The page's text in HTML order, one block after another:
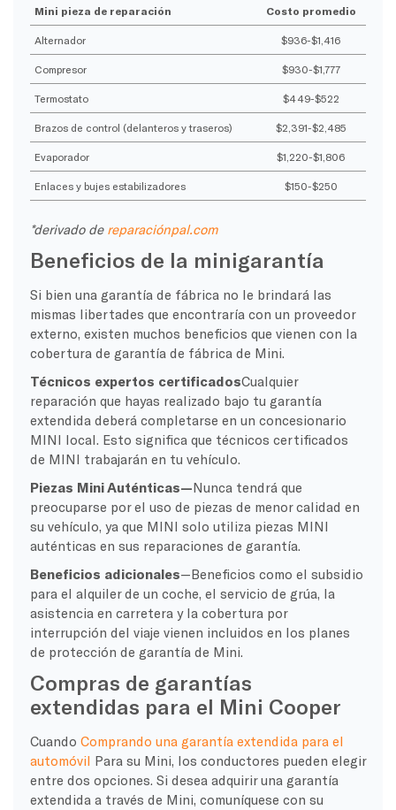
Mini pieza de reparación Costo promedio
Alternador $936-$1,416
Compresor $930-$1,777
Termostato $449-$522
Brazos de control (delanteros y traseros) $2,391-$2,485
Evaporador $1,220-$1,806
Enlaces y bujes estabilizadores $150-$250
*derivado de reparaciónpal.com
Beneficios de la minigarantía
Si bien una garantía de fábrica no le brindará las
mismas libertades que encontraría con un proveedor
externo, existen muchos beneficios que vienen con la
cobertura de garantía de fábrica de Mini.
Técnicos expertos certificadosCualquier
reparación que hayas realizado bajo tu garantía
extendida deberá completarse en un concesionario
MINI local. Esto significa que técnicos certificados
de MINI trabajarán en tu vehículo.
Piezas Mini Auténticas—Nunca tendrá que
preocuparse por el uso de piezas de menor calidad en
su vehículo, ya que MINI solo utiliza piezas MINI
auténticas en sus reparaciones de garantía.
Beneficios adicionales—Beneficios como el subsidio
para el alquiler de un coche, el servicio de grúa, la
asistencia en carretera y la cobertura por
interrupción del viaje vienen incluidos en los planes
de protección de garantía de Mini.
Compras de garantías
extendidas para el Mini Cooper
Cuando Comprando una garantía extendida para el
automóvil Para su Mini, los conductores pueden elegir
entre dos opciones. Si desea adquirir una garantía
extendida a través de Mini, comuníquese con su